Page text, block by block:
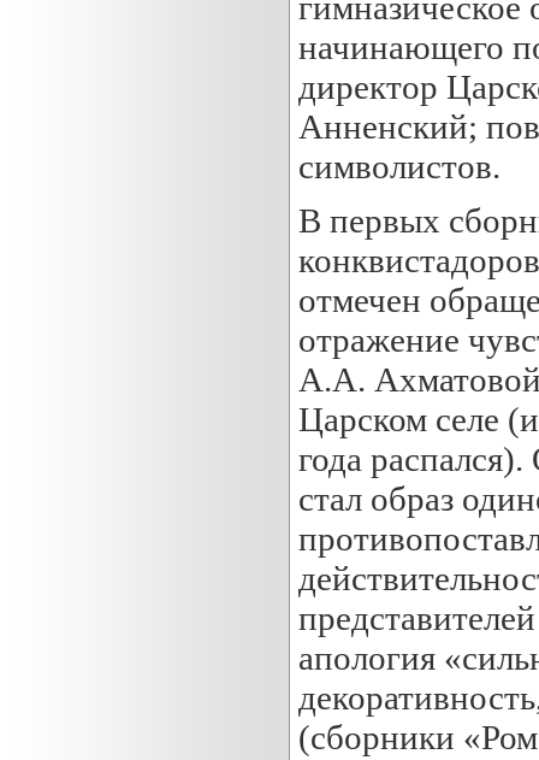
начинающего
директор
Анненский;
символистов.
В первых
отмечен
отражение
А.А.
Царском селе
года
стал образ
апология
(сборники